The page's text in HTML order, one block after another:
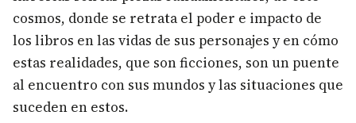
cosmos, donde se retrata el poder e impacto de
los libros en las vidas de sus personajes y en cómo
estas realidades, que son ficciones, son un puente
al encuentro con sus mundos y las situaciones que
suceden en estos.